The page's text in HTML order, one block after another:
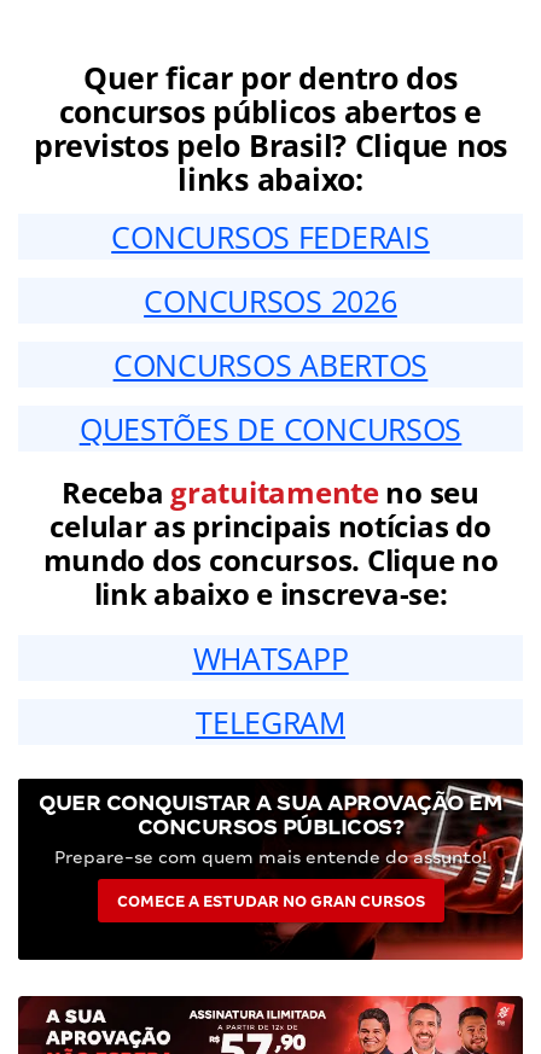
Quer ficar por dentro dos
concursos públicos abertos e
previstos pelo Brasil? Clique nos
links abaixo:
CONCURSOS FEDERAIS
CONCURSOS 2026
CONCURSOS ABERTOS
QUESTÕES DE CONCURSOS
Receba gratuitamenteno seu
celular as principais notícias do
mundo dos concursos. Clique no
link abaixo e inscreva-se:
WHATSAPP
TELEGRAM
QUER CONQUISTAR A SUA APROVAÇÃO EM
CONCURSOS PÚBLICOS?
Prepare-se com quem mais entende do assunto!
COMECE A ESTUDAR NO GRAN CURSOS